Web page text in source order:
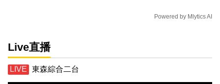
Powered by Mlytics AI
Live直播
東森綜合二台